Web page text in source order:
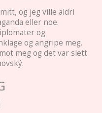
og jeg ville aldri
eller noe.
og
og angripe meg.
meg og det var slett